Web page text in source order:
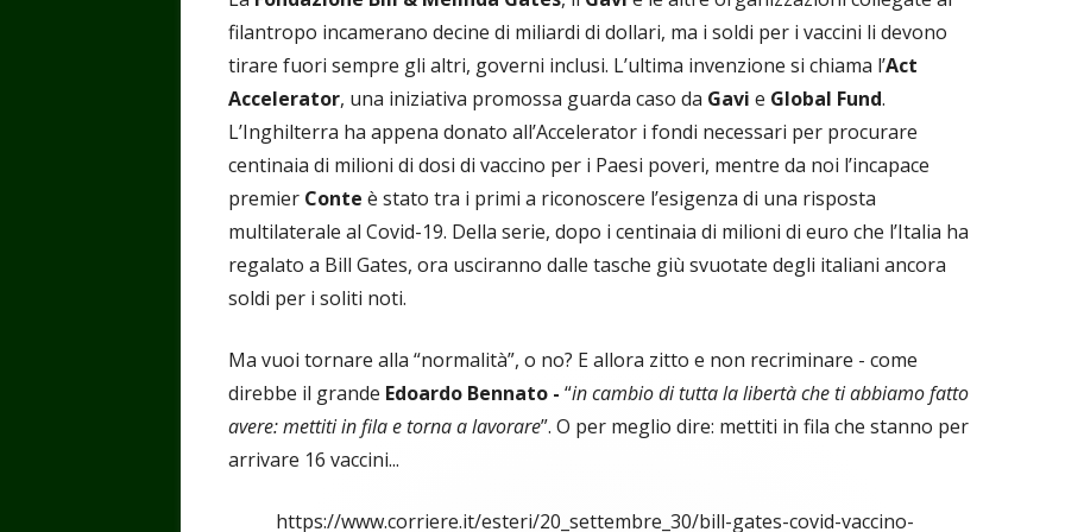
filantropo incamerano decine di miliardi di dollari, ma i soldi per i vaccini li devono
tirare fuori sempre gli altri, governi inclusi. L’ultima invenzione si chiama l’Act
Accelerator, una iniziativa promossa guarda caso da Gavi e Global Fund.
L’Inghilterra ha appena donato all’Accelerator i fondi necessari per procurare
centinaia di milioni di dosi di vaccino per i Paesi poveri, mentre da noi l’incapace
premier Conte è stato tra i primi a riconoscere l’esigenza di una risposta
multilaterale al Covid-19. Della serie, dopo i centinaia di milioni di euro che l’Italia ha
regalato a Bill Gates, ora usciranno dalle tasche giù svuotate degli italiani ancora
soldi per i soliti noti.
Ma vuoi tornare alla “normalità”, o no? E allora zitto e non recriminare - come
direbbe il grande Edoardo Bennato - “in cambio di tutta la libertà che ti abbiamo fatto
avere: mettiti in fila e torna a lavorare”. O per meglio dire: mettiti in fila che stanno per
arrivare 16 vaccini...
https://www.corriere.it/esteri/20_settembre_30/bill-gates-covid-vaccino-